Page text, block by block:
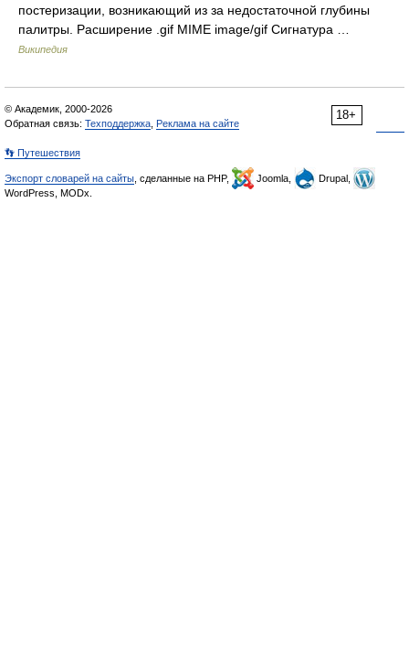
постеризации, возникающий из за недостаточной глубины
палитры. Расширение .gif MIME image/gif Сигнатура …
Википедия
18+
© Академик, 2000-2026
Обратная связь: Техподдержка Реклама на сайте
👣 Путешествия
Экспорт словарей на сайты , сделанные на PHP, Joomla,
Drupal,
WordPress, MODx.